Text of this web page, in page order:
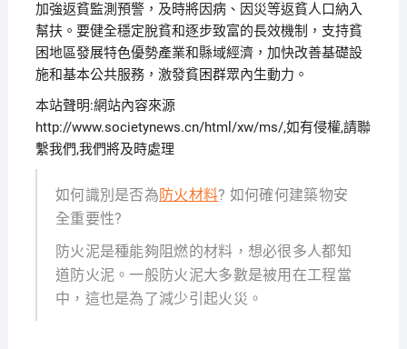
加強返貧監測預警，及時將因病、因災等返貧人口納入
幫扶。要健全穩定脫貧和逐步致富的長效機制，支持貧
困地區發展特色優勢產業和縣域經濟，加快改善基礎設
施和基本公共服務，激發貧困群眾內生動力。
本站聲明:網站內容來源
http://www.societynews.cn/html/xw/ms/,如有侵權,請聯
繫我們,我們將及時處理
如何識別是否為 防火材料? 如何確何建築物安
全重要性?
防火泥是種能夠阻燃的材料，想必很多人都知
道防火泥。一般防火泥大多數是被用在工程當
中，這也是為了減少引起火災。